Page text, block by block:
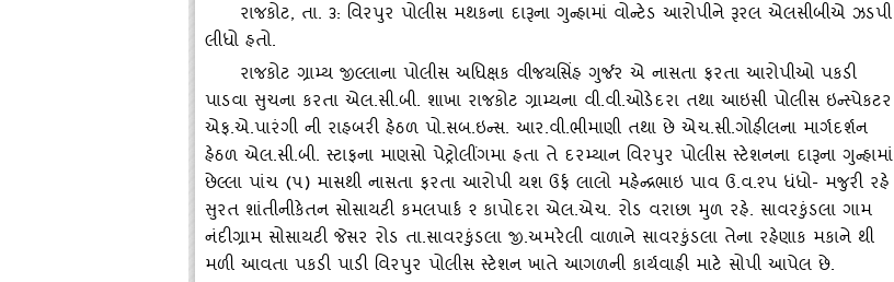
રાજકોટ, તા. ૩: વિરપુર પોલીસ મથકના દારૂના ગુન્‍હામાં વોન્‍ટેડ આરોપીને રૂરલ એલસીબીએ ઝડપી
લીધો હતો.
રાજકોટ ગ્રામ્‍ય જીલ્લાના પોલીસ અધિક્ષક વીજયસિંહ ગુર્જર એ નાસતા ફરતા આરોપીઓ પકડી
પાડવા સુચના કરતા એલ.સી.બી. શાખા રાજકોટ ગ્રામ્‍યના વી.વી.ઓડેદરા તથા આઇસી પોલીસ ઇન્‍સ્‍પેકટર
એફ.એ.પારંગી ની રાહબરી હેઠળ પો.સબ.ઇન્‍સ. આર.વી.ભીમાણી તથા છે એચ.સી.ગોહીલના માર્ગદર્શન
હેઠળ એલ.સી.બી. સ્‍ટાફના માણસો પેટ્રોલીંગમા હતા તે દરમ્‍યાન વિરપુર પોલીસ સ્‍ટેશનના દારૂના ગુન્‍હામાં
છેલ્લા પાંચ (૫) માસથી નાસતા ફરતા આરોપી યશ ઉર્ફ લાલો મહેન્‍દ્રભાઇ પાવ ઉ.વ.૨પ ધંધો- મજુરી રહે
સુરત શાંતીનીકેતન સોસાયટી કમલપાર્ક ૨ કાપોદરા એલ.એચ. રોડ વરાછા મુળ રહે. સાવરકુંડલા ગામ
નંદીગ્રામ સોસાયટી જેસર રોડ તા.સાવરકુંડલા જી.અમરેલી વાળાને સાવરકુંડલા તેના રહેણાક મકાને થી
મળી આવતા પકડી પાડી વિરપુર પોલીસ સ્‍ટેશન ખાતે આગળની કાર્યવાહી માટે સોપી આપેલ છે.